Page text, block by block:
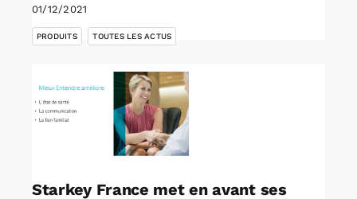
01/12/2021
PRODUITS
,
TOUTES LES ACTUS
Starkey France met en avant ses